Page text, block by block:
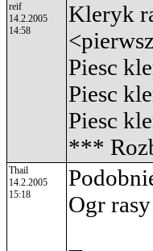
reif
14.2.2005
14:58
Kleryk
Piesc
Piesc
Piesc
***
Thail
14.2.2005
15:18
Ogr